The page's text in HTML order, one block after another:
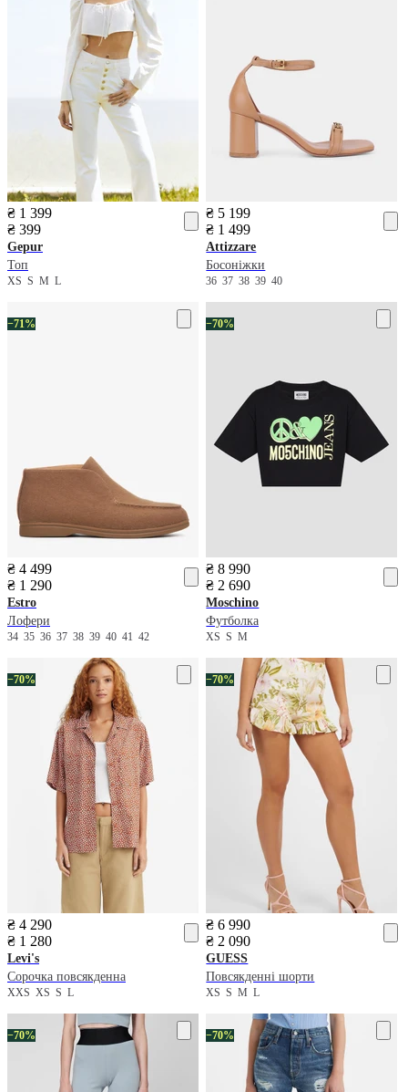
₴ 1 399
₴ 399
Gepur
Топ
XS S M L
₴ 5 199
₴ 1 499
Attizzare
Босоніжки
3637383940
−71%
₴ 4 499
₴ 1 290
Estro
Лофери
34 35 36 37 38 39 40 41 42
−70%
₴ 8 990
₴ 2 690
Moschino
Футболка
XSSM
−70%
₴ 4 290
₴ 1 280
Levi's
Сорочка повсякденна
XXS XS S L
−70%
₴ 6 990
₴ 2 090
GUESS
Повсякденні шорти
XSSML
−70% −70%